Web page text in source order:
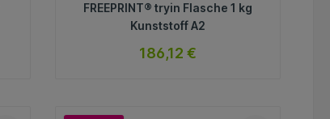
FREEPRINT® tryin Flasche 1 kg
Kunststoff A2
186,12 €